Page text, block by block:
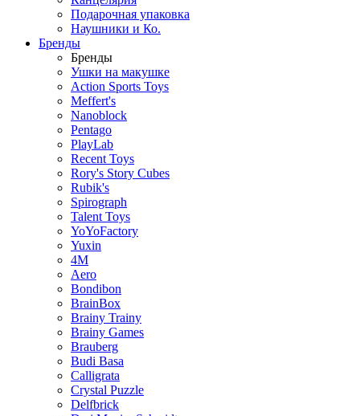
Подарочная упаковка
Наушники и Ко.
Бренды
Бренды
Ушки на макушке
Action Sports Toys
Meffert's
Nanoblock
Pentago
PlayLab
Recent Toys
Rory's Story Cubes
Rubik's
Spirograph
Talent Toys
YoYoFactory
Yuxin
4M
Aero
Bondibon
BrainBox
Brainy Trainy
Brainy Games
Brauberg
Budi Basa
Calligrata
Crystal Puzzle
Delfbrick